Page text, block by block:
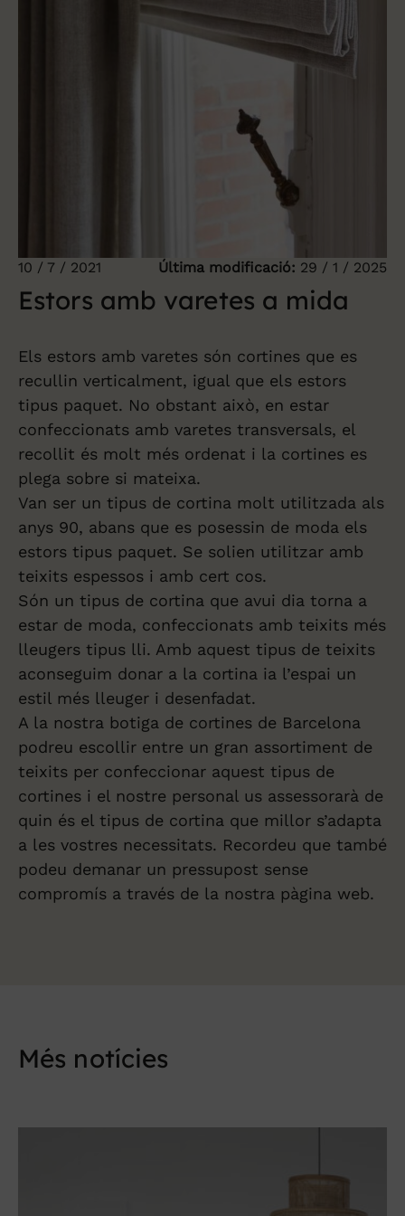
10 / 7 / 2021 Última modificació: 29 / 1 / 2025
Estors amb varetes a mida
Els estors amb varetes són cortines que es
recullin verticalment, igual que els estors
tipus paquet. No obstant això, en estar
confeccionats amb varetes transversals, el
recollit és molt més ordenat i la cortines es
plega sobre si mateixa.
Van ser un tipus de cortina molt utilitzada als
anys 90, abans que es posessin de moda els
estors tipus paquet. Se solien utilitzar amb
teixits espessos i amb cert cos.
Són un tipus de cortina que avui dia torna a
estar de moda, confeccionats amb teixits més
lleugers tipus lli. Amb aquest tipus de teixits
aconseguim donar a la cortina ia l’espai un
estil més lleuger i desenfadat.
A la nostra botiga de cortines de Barcelona
podreu escollir entre un gran assortiment de
teixits per confeccionar aquest tipus de
cortines i el nostre personal us assessorarà de
quin és el tipus de cortina que millor s’adapta
a les vostres necessitats. Recordeu que també
podeu demanar un pressupost sense
compromís a través de la nostra pàgina web.
Més notícies